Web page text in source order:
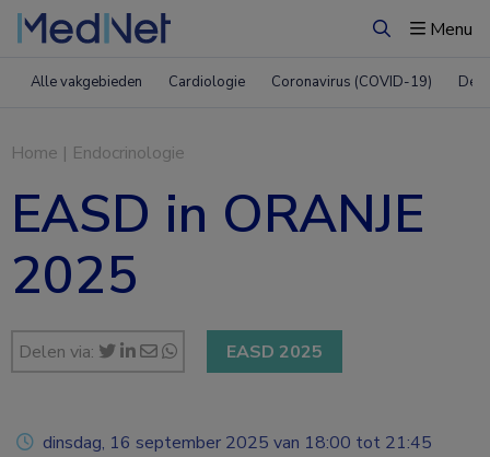
ZoekenMenu
Alle vakgebieden Cardiologie Coronavirus (COVID-19)
Home | Endocrinologie
EASD in ORANJE
2025
Delen via: EASD 2025
dinsdag, 16 september 2025 van 18:00 tot 21:45